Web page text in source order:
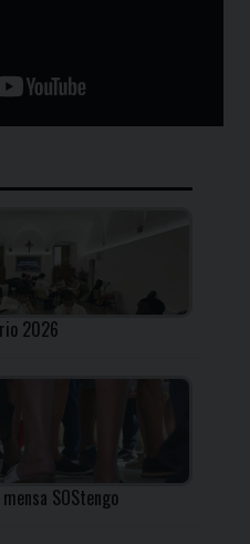
2026
SOStengo